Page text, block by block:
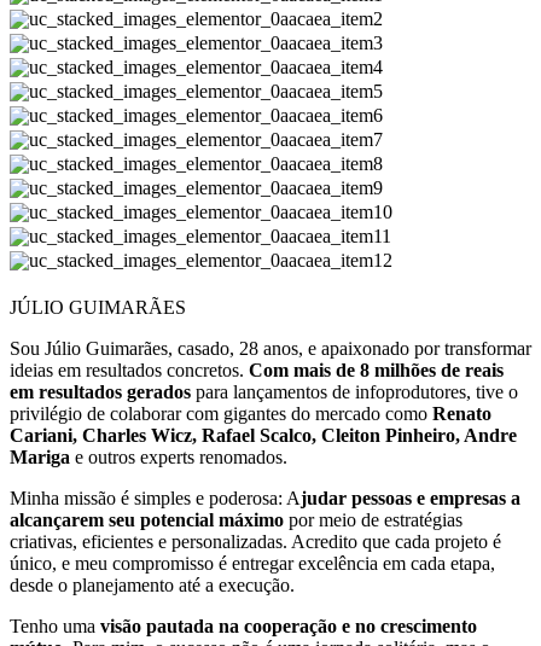
JÚLIO GUIMARÃES
Sou Júlio Guimarães, casado, 28 anos, e apaixonado por transformar
ideias em resultados concretos. Com mais de 8 milhões de reais
em resultados gerados para lançamentos de infoprodutores, tive o
privilégio de colaborar com gigantes do mercado como Renato
Cariani, Charles Wicz, Rafael Scalco, Cleiton Pinheiro, Andre
Mariga e outros experts renomados.
Minha missão é simples e poderosa: Ajudar pessoas e empresas a
alcançarem seu potencial máximo por meio de estratégias
criativas, eficientes e personalizadas. Acredito que cada projeto é
único, e meu compromisso é entregar excelência em cada etapa,
desde o planejamento até a execução.
Tenho uma visão pautada na cooperação e no crescimento